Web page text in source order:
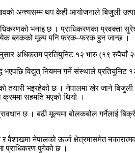
अन्त्यसम्म थप केही आयोजनाले बिजुली
भनाइ छ । प्राधिकरणका प्रवक्ता
ब्लकको मूल्य पनि फरक–फरक हुन जान्छ ।
अधिकतम प्रतियुनिट १२ भारु (१९ रुपैयाँ २०
विद्युत् नियमन गर्ने संस्थाले प्रतियुनिट
तयारी भइरहेको छ । नेपालमा खेर जाने
क्रममा सहमति भएको थियो ।
छ । बढी मूल्यमा बोलकबोल गर्नेलाई
वैशाखमा नेपालको ऊर्जा क्षेत्रमासमेत
प्राधिकरण पुगेको छ ।